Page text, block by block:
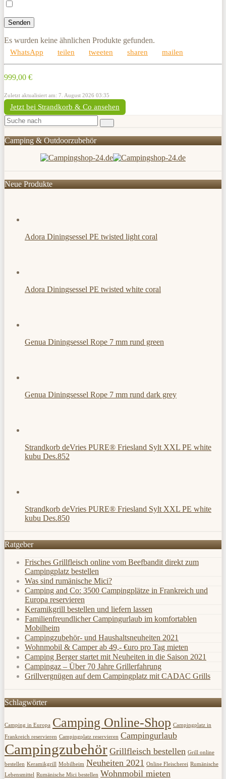
Es wurden keine ähnlichen Produkte gefunden.
WhatsApp teilen tweeten sharen mailen
999,00 €
Zuletzt aktualisiert am: 7. August 2026 03:35
Jetzt bei Strandkorb & Co ansehen
Camping & Outdoorzubehör
Neue Produkte
Adora Diningsessel PE twisted light coral
Adora Diningsessel PE twisted white coral
Genua Diningsessel Rope 7 mm rund green
Genua Diningsessel Rope 7 mm rund dark grey
Strandkorb deVries PURE® Friesland Sylt XXL PE white
kubu Des.852
Strandkorb deVries PURE® Friesland Sylt XXL PE white
kubu Des.850
Ratgeber
Frisches Grillfleisch online vom Beefbandit direkt zum
Campingplatz bestellen
Was sind rumänische Mici?
Camping and Co: 3500 Campingplätze in Frankreich und
Europa reservieren
Keramikgrill bestellen und liefern lassen
Familienfreundlicher Campingurlaub im komfortablen
Mobilheim
Campingzubehör- und Haushaltsneuheiten 2021
Wohnmobil & Camper ab 49,- €uro pro Tag mieten
Camping Berger startet mit Neuheiten in die Saison 2021
Campingaz – Über 70 Jahre Grillerfahrung
Grillvergnügen auf dem Campingplatz mit CADAC Grills
Schlagwörter
Camping in Europa Camping Online-Shop Campingplatz in
Frankreich reservieren Campingplatz reservieren Campingurlaub
Campingzubehör Grillfleisch bestellen Grill online
bestellen Keramikgrill Mobilheim Neuheiten 2021 Online Fleischerei Rumänische
Lebensmittel Rumänische Mici bestellen Wohnmobil mieten